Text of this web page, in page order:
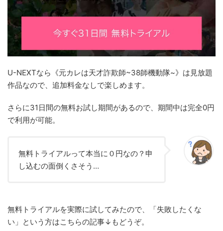
U-NEXTなら《元カレは天才詐欺師~38師機動隊~》は見放題
作品なので、追加料金なしで楽しめます。
さらに31日間の無料お試し期間があるので、期間中は完全0円
で利用が可能。
無料トライアルって本当に０円なの？申
し込むの面倒くさそう…
無料トライアルを実際に試してみたので、「失敗したくな
い」という方はこちらの記事↓もどうぞ。